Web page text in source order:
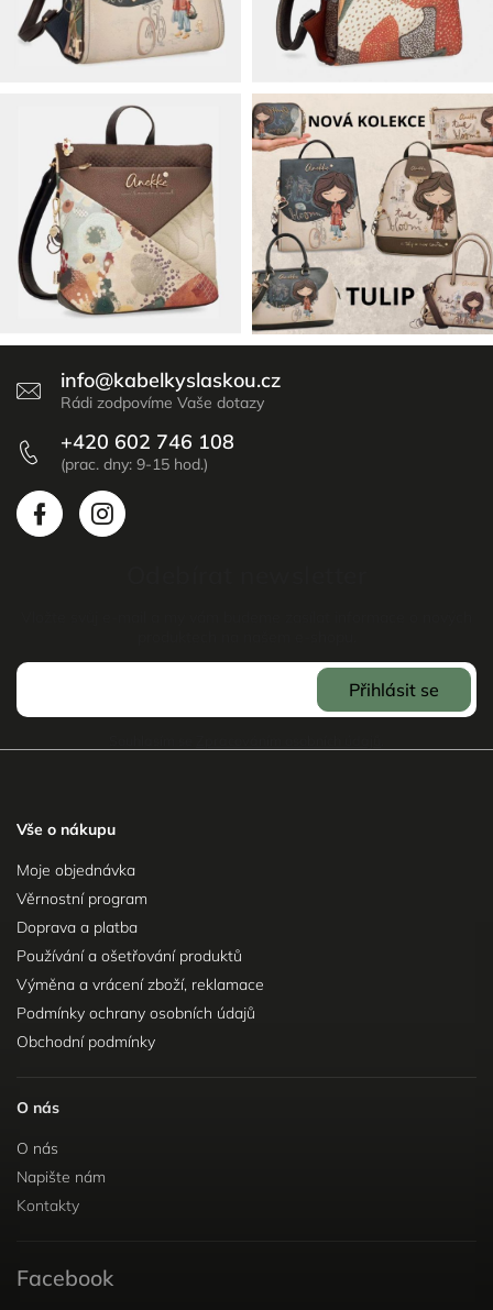
info@kabelkyslaskou.cz
+420 602 746 108
Přihlásit se
Vše o nákupu
Moje objednávka
Věrnostní program
Doprava a platba
Používání a ošetřování produktů
Výměna a vrácení zboží, reklamace
Podmínky ochrany osobních údajů
Obchodní podmínky
O nás
O nás
Napište nám
Kontakty
Facebook